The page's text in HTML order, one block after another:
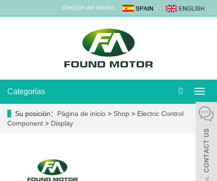
Elección del idioma： ∷
Categorías
Su posición： Página de inicio > Shop > Electric Control
Component > Display